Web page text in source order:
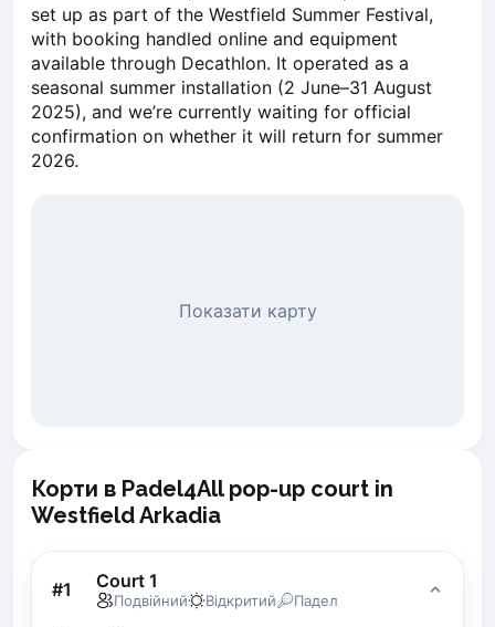
Kościerzyna
Krakow
Legionowo
Lodz
Lublin
Nowy Sącz
Torun
Trabki Wielkie
Warsaw
set up as part of the Westfield Summer Festival,
with booking handled online and equipment
available through Decathlon. It operated as a
seasonal summer installation (2 June–31 August
2025), and we’re currently waiting for official
confirmation on whether it will return for summer
2026.
Показати карту
Корти в Padel4All pop-up court in
Westfield Arkadia
#1 Court 1
Подвійний Відкритий Падел